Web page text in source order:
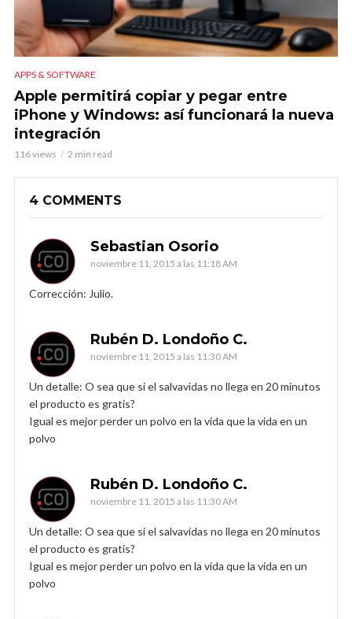
APPS & SOFTWARE
Apple permitirá copiar y pegar entre
iPhone y Windows: así funcionará la nueva
integración
116 views 2 min read
4 COMMENTS
Sebastian Osorio
noviembre 11, 2015 a las 11:18 AM
Corrección: Julio.
Rubén D. Londoño C.
noviembre 11, 2015 a las 11:30 AM
Un detalle: O sea que si el salvavidas no llega en 20 minutos
el producto es gratis?
Igual es mejor perder un polvo en la vida que la vida en un
polvo
Rubén D. Londoño C.
noviembre 11, 2015 a las 11:30 AM
Un detalle: O sea que si el salvavidas no llega en 20 minutos
el producto es gratis?
Igual es mejor perder un polvo en la vida que la vida en un
polvo